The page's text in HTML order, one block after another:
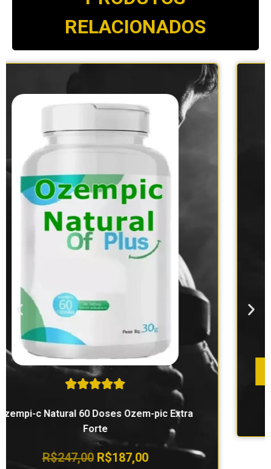
RELACIONADOS
Biotina Vitamina B7 Autêntica
99,90 R$ 69,90
Adicionar ao carrinho